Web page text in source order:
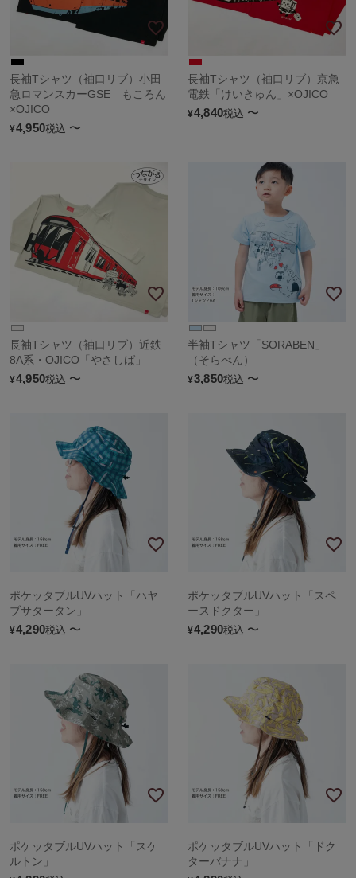
長袖Tシャツ（袖口リブ）小田
急ロマンスカーGSE もころん
×OJICO
¥4,950税込 〜
長袖Tシャツ（袖口リブ）京急
電鉄「けいきゅん」×OJICO
¥4,840税込 〜
長袖Tシャツ（袖口リブ）近鉄
8A系・OJICO「やさしば」
¥4,950税込 〜
半袖Tシャツ「SORABEN」
（そらべん）
¥3,850税込 〜
ポケッタブルUVハット「ハヤ
ブサタータン」
¥4,290税込 〜
ポケッタブルUVハット「スペ
ースドクター」
¥4,290税込 〜
ポケッタブルUVハット「スケ
ルトン」
ポケッタブルUVハット「ドク
ターバナナ」